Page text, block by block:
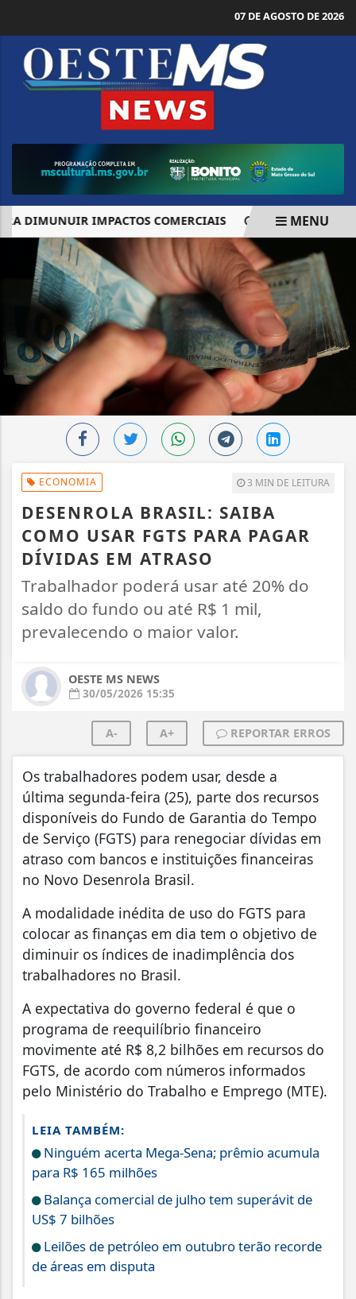
07 DE AGOSTO DE 2026
DIMUNUIR IMPACTOS COMERCIAIS STJ LIBERA
EM ALTA
MENU
ECONOMIA 3 MIN DE LEITURA
DESENROLA BRASIL: SAIBA
COMO USAR FGTS PARA PAGAR
DÍVIDAS EM ATRASO
Trabalhador poderá usar até 20% do
saldo do fundo ou até R$ 1 mil,
prevalecendo o maior valor.
OESTE MS NEWS
30/05/2026 15:35
A- A+ REPORTAR ERROS
Os trabalhadores podem usar, desde a
última segunda-feira (25), parte dos recursos
disponíveis do Fundo de Garantia do Tempo
de Serviço (FGTS) para renegociar dívidas em
atraso com bancos e instituições financeiras
no Novo Desenrola Brasil.
A modalidade inédita de uso do FGTS para
colocar as finanças em dia tem o objetivo de
diminuir os índices de inadimplência dos
trabalhadores no Brasil.
A expectativa do governo federal é que o
programa de reequilíbrio financeiro
movimente até R$ 8,2 bilhões em recursos do
FGTS, de acordo com números informados
pelo Ministério do Trabalho e Emprego (MTE).
LEIA TAMBÉM:
Ninguém acerta Mega-Sena; prêmio acumula
para R$ 165 milhões
Balança comercial de julho tem superávit de
US$ 7 bilhões
Leilões de petróleo em outubro terão recorde
de áreas em disputa